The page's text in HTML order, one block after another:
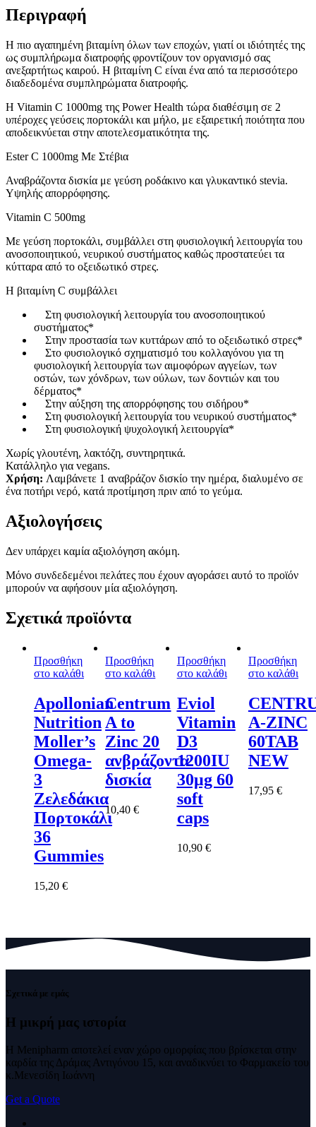
Αναβράζοντα
Δισκία
ποσότητα
Περιγραφή
Η πιο αγαπημένη βιταμίνη όλων των εποχών, γιατί οι ιδιότητές της
ως συμπλήρωμα διατροφής φροντίζουν τον οργανισμό σας
ανεξαρτήτως καιρού. Η βιταμίνη C είναι ένα από τα περισσότερο
διαδεδομένα συμπληρώματα διατροφής.
H Vitamin C 1000mg της Power Health τώρα διαθέσιμη σε 2
υπέροχες γεύσεις πορτοκάλι και μήλο, με εξαιρετική ποιότητα που
αποδεικνύεται στην αποτελεσματικότητα της.
Ester C 1000mg Με Στέβια
Αναβράζοντα δισκία με γεύση ροδάκινο και γλυκαντικό stevia.
Υψηλής απορρόφησης.
Vitamin C 500mg
Με γεύση πορτοκάλι, συμβάλλει στη φυσιολογική λειτουργία του
ανοσοποιητικού, νευρικού συστήματος καθώς προστατεύει τα
κύτταρα από το οξειδωτικό στρες.
Η βιταμίνη C συμβάλλει
Στη φυσιολογική λειτουργία του ανοσοποιητικού
συστήματος*
Στην προστασία των κυττάρων από το οξειδωτικό στρες*
Στο φυσιολογικό σχηματισμό του κολλαγόνου για τη
φυσιολογική λειτουργία των αιμοφόρων αγγείων, των
οστών, των χόνδρων, των ούλων, των δοντιών και του
δέρματος*
Στην αύξηση της απορρόφησης του σιδήρου*
Στη φυσιολογική λειτουργία του νευρικού συστήματος*
Στη φυσιολογική ψυχολογική λειτουργία*
Χωρίς γλουτένη, λακτόζη, συντηρητικά.
Κατάλληλο για vegans.
Χρήση: Λαμβάνετε 1 αναβράζον δισκίο την ημέρα, διαλυμένο σε
ένα ποτήρι νερό, κατά προτίμηση πριν από το γεύμα.
Αξιολογήσεις
Δεν υπάρχει καμία αξιολόγηση ακόμη.
Μόνο συνδεδεμένοι πελάτες που έχουν αγοράσει αυτό το προϊόν
μπορούν να αφήσουν μία αξιολόγηση.
Σχετικά προϊόντα
Προσθήκη
στο καλάθι
Apollonian
Nutrition
Moller’s
Omega-
3
Ζελεδάκια
Πορτοκάλι
36
Gummies
15,20 €
Προσθήκη
στο καλάθι
Centrum
A to
Zinc 20
ανβράζοντα
δισκία
10,40€
Προσθήκη
στο καλάθι
Eviol
Vitamin
D3
1200IU
30μg 60
soft
caps
10,90 €
Προσθήκη
στο καλάθι
A-ZINC
60TAB
NEW
17,95 €
Σχετικά με εμάς
Η μικρή μας ιστορία
Η Menipharm αποτελεί εναν χώρο ομορφίας που βρίσκεται στην
καρδία της Δράμας Αντιγόνου 15, και αναδικνύει το Φαρμακείο του
κ.Μενεσίδη Ιωάννη
Get a Quote